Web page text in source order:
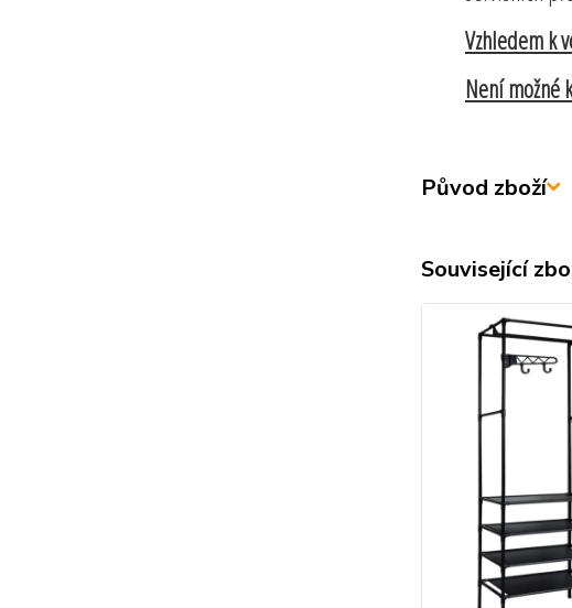
Vzhledem k
Není možné
Původ zboží
Související